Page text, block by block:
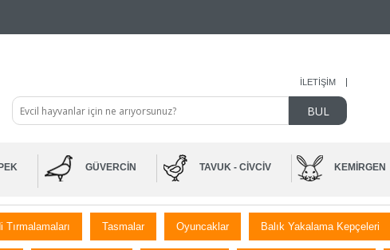
İLETIŞIM
GÜVERCIN TAVUK - CIVCIV KEMIRGEN
Tırmalamaları Tasmalar Oyuncaklar Balık Yakalama Kepçeleri